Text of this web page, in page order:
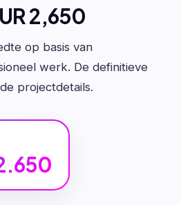
2,650
op basis van
werk. De definitieve
projectdetails.